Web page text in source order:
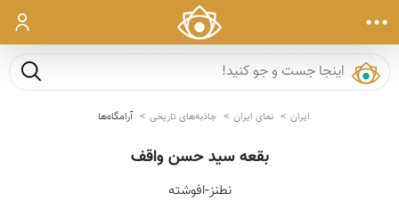
ورود
جست و
ایران نمای ایران جاذبه‌های تاریخی آرامگاه‌ها
بقعه سید حسن واقف
نطنز-افوشته